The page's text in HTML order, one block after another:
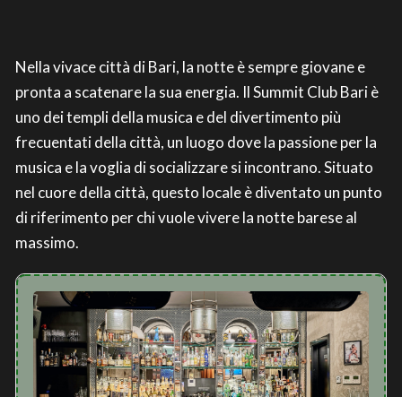
Nella vivace città di Bari, la notte è sempre giovane e
pronta a scatenare la sua energia. Il Summit Club Bari è
uno dei templi della musica e del divertimento più
frecuentati della città, un luogo dove la passione per la
musica e la voglia di socializzare si incontrano. Situato
nel cuore della città, questo locale è diventato un punto
di riferimento per chi vuole vivere la notte barese al
massimo.